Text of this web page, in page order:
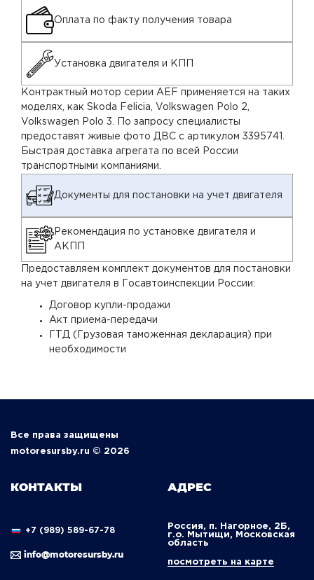
Оплата по факту получения товара
Установка двигателя и КПП
Контрактный мотор серии AEF применяется на таких
моделях, как Skoda Felicia, Volkswagen Polo 2,
Volkswagen Polo 3. По запросу специалисты
предоставят живые фото ДВС с артикулом 3395741.
Быстрая доставка агрегата по всей России
транспортными компаниями.
Документы для постановки на учет двигателя
Рекомендация по установке двигателя и
АКПП
Предоставляем комплект документов для постановки
на учет двигателя в Госавтоинспекции России:
Договор купли-продажи
Акт приема-передачи
ГТД (Грузовая таможенная декларация) при
необходимости
Все права защищены
motoresursby.ru © 2026
КОНТАКТЫ
+7 (989) 589-67-78
info@motoresursby.ru
АДРЕС
Россия, п. Нагорное, 2Б,
г.о. Мытищи, Московская
область
посмотреть на карте